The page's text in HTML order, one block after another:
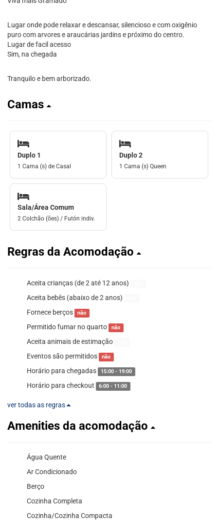
Lugar onde pode relaxar e descansar, silencioso e com oxigênio
puro com arvores e araucárias jardins e próximo do centro.
Lugar de facil acesso
Sim, na chegada
Tranquilo e bem arborizado.
Camas
Duplo 1
1 Cama (s) de Casal
Duplo 2
1 Cama (s) Queen
Sala/Área Comum
2 Colchão (ões) / Futón indiv.
Regras da Acomodação
Aceita crianças (de 2 até 12 anos)
Aceita bebês (abaixo de 2 anos)
Fornece berços não
Permitido fumar no quarto não
Aceita animais de estimação
Eventos são permitidos não
Horário para chegadas 15:00 - 19:00
Horário para checkout 6:00 - 11:00
ver todas as regras
Amenities da acomodação
Água Quente
Ar Condicionado
Berço
Cozinha Completa
Cozinha/Cozinha Compacta